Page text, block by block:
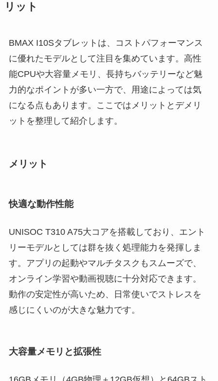
リット
BMAX I10Sタブレットは、コストパフォーマンス
に優れたモデルとして注目を集めています。高性
能CPUや大容量メモリ、長持ちバッテリーなど魅
力的なポイントが多い一方で、用途によっては気
になる点もあります。ここではメリットとデメリ
ットを整理して紹介します。
メリット
快適な動作性能
UNISOC T310 A75大コアを搭載しており、エント
リーモデルとしては群を抜く処理能力を発揮しま
す。アプリの起動やマルチタスクもスムーズで、
オンライン学習や動画視聴に十分対応できます。
動作の安定性が高いため、日常使いでストレスを
感じにくいのが大きな魅力です。
大容量メモリと拡張性